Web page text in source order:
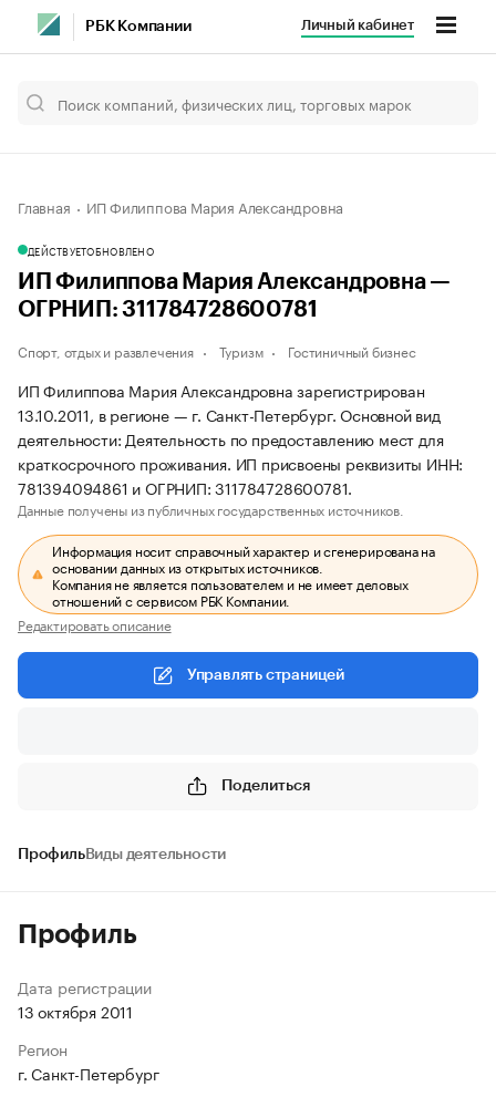
РБК Компании Личный кабинет
Главная ИП Филиппова Мария Александровна
ДЕЙСТВУЕТОБНОВЛЕНО
ИП Филиппова Мария Александровна —
ОГРНИП: 311784728600781
Спорт, отдых и развлечения Туризм Гостиничный бизнес
ИП Филиппова Мария Александровна зарегистрирован
13.10.2011, в регионе — г. Санкт-Петербург. Основной вид
деятельности: Деятельность по предоставлению мест для
краткосрочного проживания. ИП присвоены реквизиты ИНН:
781394094861 и ОГРНИП: 311784728600781.
Данные получены из публичных государственных источников.
Информация носит справочный характер и сгенерирована на
основании данных из открытых источников.
Компания не является пользователем и не имеет деловых
отношений с сервисом РБК Компании.
Редактировать описание
Управлять страницей
Поделиться
ПрофильВиды деятельности
Профиль
Дата регистрации
13 октября 2011
Регион
г. Санкт-Петербург